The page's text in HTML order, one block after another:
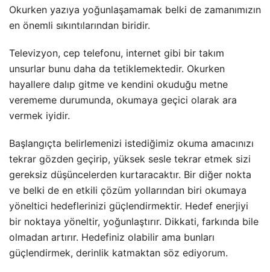
Okurken yazıya yoğunlaşamamak belki de zamanımızın
en önemli sıkıntılarından biridir.
Televizyon, cep telefonu, internet gibi bir takım
unsurlar bunu daha da tetiklemektedir. Okurken
hayallere dalıp gitme ve kendini okuduğu metne
verememe durumunda, okumaya geçici olarak ara
vermek iyidir.
Başlangıçta belirlemenizi istediğimiz okuma amacınızı
tekrar gözden geçirip, yüksek sesle tekrar etmek sizi
gereksiz düşüncelerden kurtaracaktır. Bir diğer nokta
ve belki de en etkili çözüm yollarından biri okumaya
yöneltici hedeflerinizi güçlendirmektir. Hedef enerjiyi
bir noktaya yöneltir, yoğunlaştırır. Dikkati, farkında bile
olmadan artırır. Hedefiniz olabilir ama bunları
güçlendirmek, derinlik katmaktan söz ediyorum.